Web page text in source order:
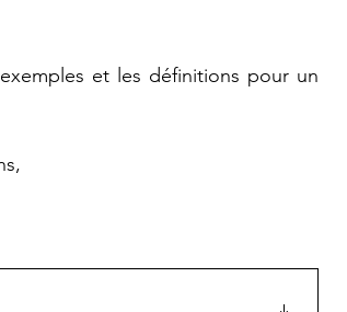
et les définitions pour un